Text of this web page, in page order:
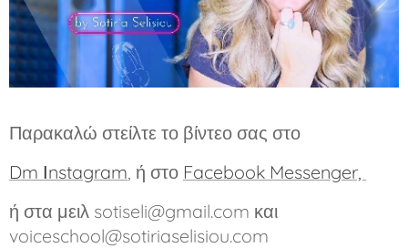
Παρακαλώ στείλτε το βίντεο σας στο
Dm Ιnstagram , ή στο Facebook Messenger,
ή στα μειλ sotiseli@gmail.com και
voiceschool@sotiriaselisiou.com